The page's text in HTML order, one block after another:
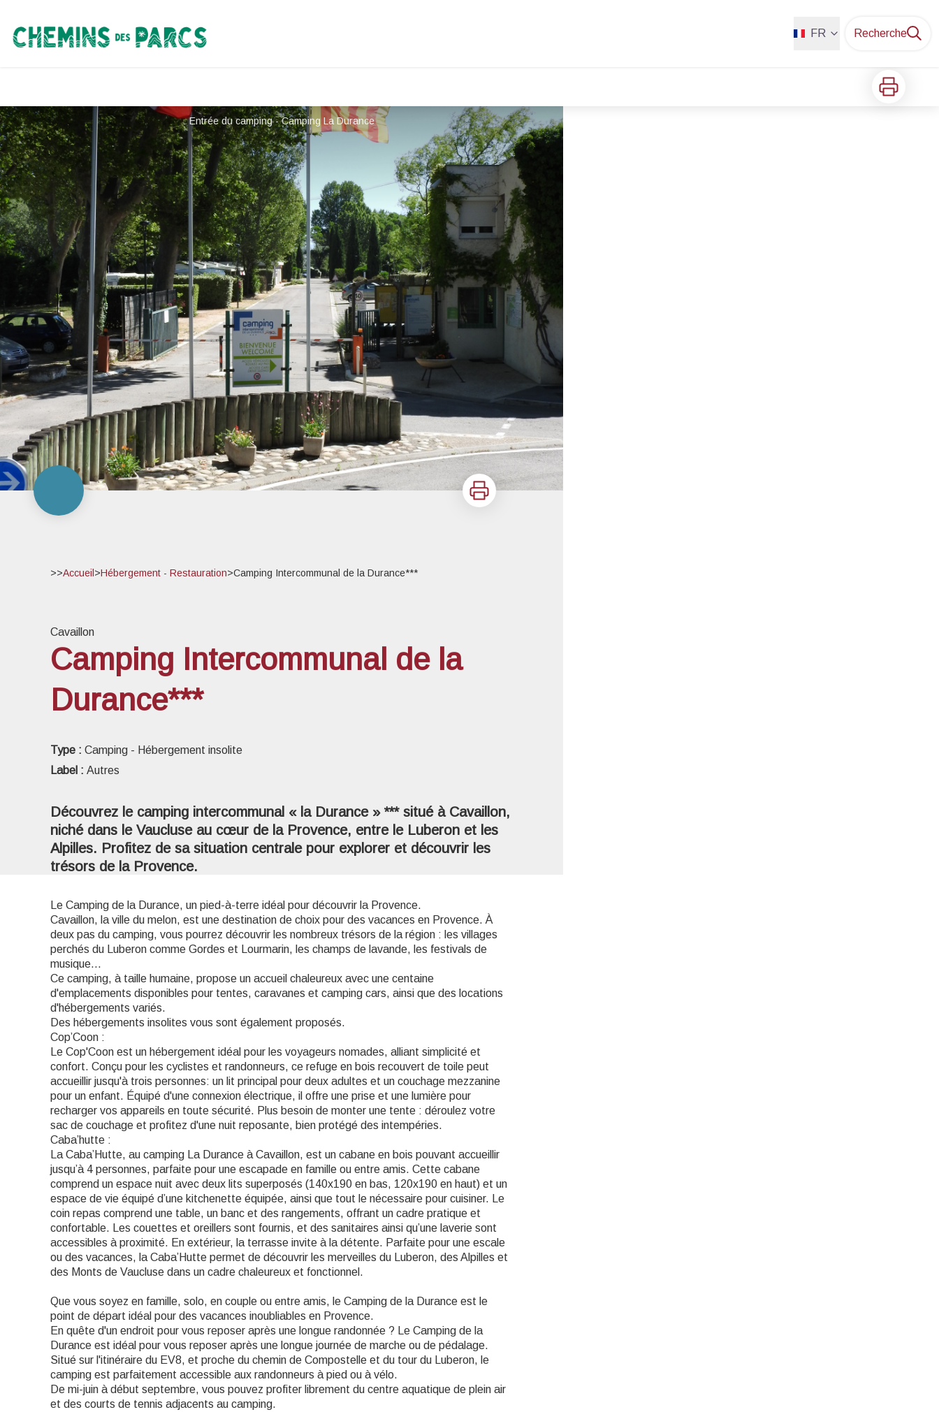
Chemins des Parcs FR Recherche
Imprimer
Entrée du camping - Camping La Durance
Imprimer
>>Accueil >Hébergement - Restauration>Camping Intercommunal de la Durance***
Cavaillon
Camping Intercommunal de la
Durance***
Type : Camping - Hébergement insolite
Label : Autres
Découvrez le camping intercommunal « la Durance » *** situé à Cavaillon,
niché dans le Vaucluse au cœur de la Provence, entre le Luberon et les
Alpilles. Profitez de sa situation centrale pour explorer et découvrir les
trésors de la Provence.
Le Camping de la Durance, un pied-à-terre idéal pour découvrir la Provence.
Cavaillon, la ville du melon, est une destination de choix pour des vacances en Provence. À
deux pas du camping, vous pourrez découvrir les nombreux trésors de la région : les villages
perchés du Luberon comme Gordes et Lourmarin, les champs de lavande, les festivals de
musique...
Ce camping, à taille humaine, propose un accueil chaleureux avec une centaine
d'emplacements disponibles pour tentes, caravanes et camping cars, ainsi que des locations
d'hébergements variés.
Des hébergements insolites vous sont également proposés.
Cop’Coon :
Le Cop'Coon est un hébergement idéal pour les voyageurs nomades, alliant simplicité et
confort. Conçu pour les cyclistes et randonneurs, ce refuge en bois recouvert de toile peut
accueillir jusqu'à trois personnes: un lit principal pour deux adultes et un couchage mezzanine
pour un enfant. Équipé d'une connexion électrique, il offre une prise et une lumière pour
recharger vos appareils en toute sécurité. Plus besoin de monter une tente : déroulez votre
sac de couchage et profitez d'une nuit reposante, bien protégé des intempéries.
Caba’hutte :
La Caba’Hutte, au camping La Durance à Cavaillon, est un cabane en bois pouvant accueillir
jusqu’à 4 personnes, parfaite pour une escapade en famille ou entre amis. Cette cabane
comprend un espace nuit avec deux lits superposés (140x190 en bas, 120x190 en haut) et un
espace de vie équipé d’une kitchenette équipée, ainsi que tout le nécessaire pour cuisiner. Le
coin repas comprend une table, un banc et des rangements, offrant un cadre pratique et
confortable. Les couettes et oreillers sont fournis, et des sanitaires ainsi qu’une laverie sont
accessibles à proximité. En extérieur, la terrasse invite à la détente. Parfaite pour une escale
ou des vacances, la Caba’Hutte permet de découvrir les merveilles du Luberon, des Alpilles et
des Monts de Vaucluse dans un cadre chaleureux et fonctionnel.
Que vous soyez en famille, solo, en couple ou entre amis, le Camping de la Durance est le
point de départ idéal pour des vacances inoubliables en Provence.
En quête d'un endroit pour vous reposer après une longue randonnée ? Le Camping de la
Durance est idéal pour vous reposer après une longue journée de marche ou de pédalage.
Situé sur l'itinéraire du EV8, et proche du chemin de Compostelle et du tour du Luberon, le
camping est parfaitement accessible aux randonneurs à pied ou à vélo.
De mi-juin à début septembre, vous pouvez profiter librement du centre aquatique de plein air
et des courts de tennis adjacents au camping.